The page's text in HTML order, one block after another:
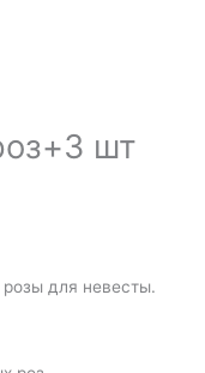
шт
для невесты.